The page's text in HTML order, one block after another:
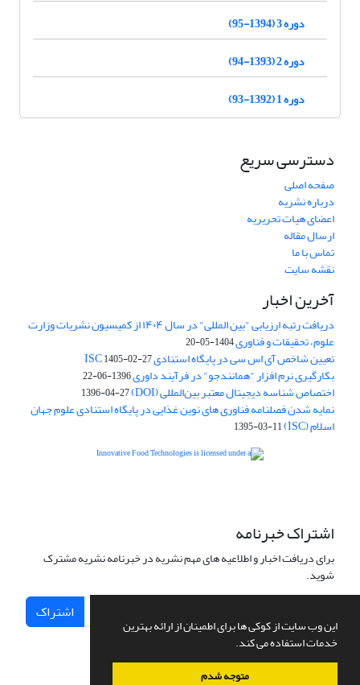
این وب سایت از کوکی ها برای اطمینان از ارائه بهترین
خدمات استفاده می کند.
متوجه شدم
دوره 3 (1394-95)
دوره 2 (1393-94)
دوره 1 (1392-93)
دسترسی سریع
صفحه اصلی
درباره نشریه
اعضای هیات تحریریه
ارسال مقاله
تماس با ما
نقشه سایت
آخرین اخبار
دریافت رتبه ارزیابی "بین المللی" در سال ۱۴۰۴ از کمیسیون نشریات وزارت
علوم، تحقیقات و فناوری1404-05-20
تعیین شاخص آی اس سی در پایگاه استنادی ISC1405-02-27
بکارگیری نرم افزار "همانندجو" در فرآیند داوری1396-06-22
اختصاص شناسه دیجیتال معتبر بین‌المللی (DOI) 1396-04-27
نمایه شدن فصلنامه فناوری های نوین غذایی در پایگاه استنادی علوم جهان
اسلام (ISC) 1395-03-11
اشتراک خبرنامه
برای دریافت اخبار و اطلاعیه های مهم نشریه در خبرنامه نشریه مشترک
شوید.
اشتراک